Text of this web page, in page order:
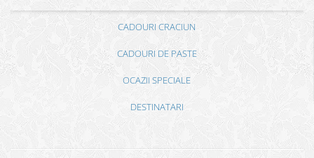
CADOURI CRACIUN
CADOURI DE PASTE
OCAZII SPECIALE
DESTINATARI